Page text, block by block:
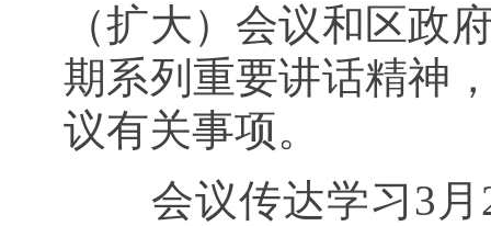
（扩大）会议和区政
期系列重要讲话精神
议有关事项。
会议传达学习3